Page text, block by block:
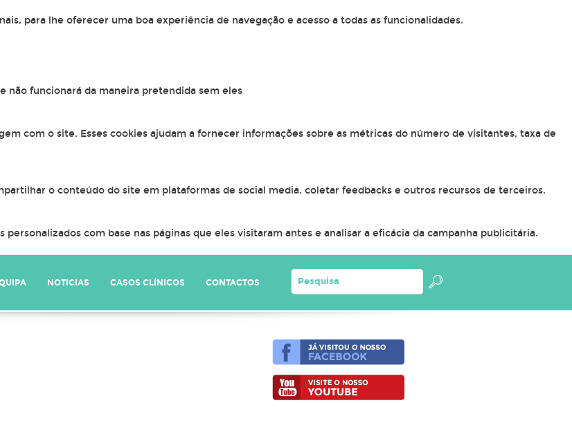
para lhe oferecer uma boa experiência de navegação e acesso a todas as funcionalidades.
não funcionará da maneira pretendida sem eles
com o site. Esses cookies ajudam a fornecer informações sobre as métricas do número de visitantes, taxa de
o conteúdo do site em plataformas de social media, coletar feedbacks e outros recursos de terceiros.
com base nas páginas que eles visitaram antes e analisar a eficácia da campanha publicitária.
NOTICIAS CASOS CLÍNICOS CONTACTOS